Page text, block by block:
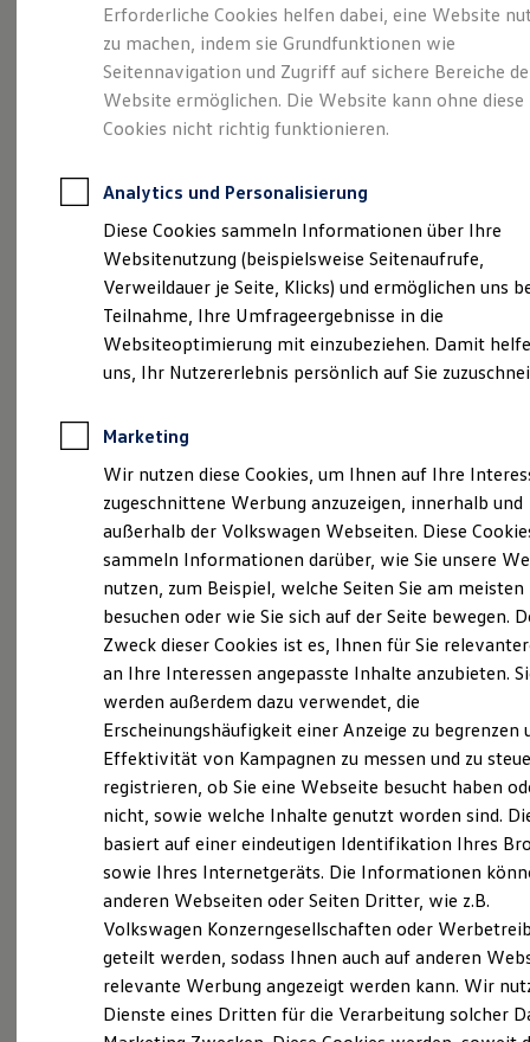
Leasing
Leasing-Angebote
Gebrauchtwagen Leasing
Junge Gebrauchtwagen-Leasing
Elektroauto Leasing
Kleinwagen-Leasing
Leasing ohne Anzahlung
Autokredit mit Schlussrate
Versicherungen und Garantien
Kfz-Versicherung
Restschuldversicherungen
Garantien
Wartungsverträge
Geschäftskunden
Professional Class bei Volkswagen
Großkunden
Behörden
Anpfiff zum Gewinn
Elektroautos
ID. Tutorials
Elektrofahrzeugkonzepte
Reichweite
Reichweite der ID. Modelle
Reichweite im Winter
Laden
Laden unterwegs
Laden Zuhause
Ladezeitensimulator
Batterie
Sicherheit
Garantie und Lebensdauer
Nachhaltigkeit
Technologie
Kosten und Kauf
Verbrauchskosten
Kaufoptionen
E-Auto-Förderung
Software und Konnektivität
Die ID. Software 6
ID. Software Versionen und Updates
Digitale Extras
Schnittstellen zu Ihrem ID.
Karriere bei der Feser-
Graf Gruppe
(Impressum & Rechtliches)
Das bietet dieFeser-Graf
Gruppe
attraktive Arbeitsbedingungen, Teilzeit-
Modelle & familienfreundliche
Arbeitszeiten
emotionale, hochwertige Produkte und ein
attraktives Markenportfolio
abwechslungsreiche, verantwortungsvolle
Erforderliche Cookies helfen dabei, eine Website
zu machen, indem sie Grundfunktionen wie
Seitennavigation und Zugriff auf sichere Bereiche
Website ermöglichen. Die Website kann ohne diese
Cookies nicht richtig funktionieren.
Analytics und Personalisierung
Diese Cookies sammeln Informationen über Ihre
Websitenutzung (beispielsweise Seitenaufrufe,
Verweildauer je Seite, Klicks) und ermöglichen uns
Teilnahme, Ihre Umfrageergebnisse in die
Websiteoptimierung mit einzubeziehen. Damit
uns, Ihr Nutzererlebnis persönlich auf Sie
Marketing
Wir nutzen diese Cookies, um Ihnen auf Ihre
zugeschnittene Werbung anzuzeigen, innerhalb und
außerhalb der Volkswagen Webseiten. Diese
sammeln Informationen darüber, wie Sie unsere
nutzen, zum Beispiel, welche Seiten Sie am meisten
besuchen oder wie Sie sich auf der Seite bewegen.
Zweck dieser Cookies ist es, Ihnen für Sie
an Ihre Interessen angepasste Inhalte anzubieten.
werden außerdem dazu verwendet, die
Erscheinungshäufigkeit einer Anzeige zu begrenzen
Effektivität von Kampagnen zu messen und zu
registrieren, ob Sie eine Webseite besucht haben
nicht, sowie welche Inhalte genutzt worden sind.
basiert auf einer eindeutigen Identifikation Ihres
sowie Ihres Internetgeräts. Die Informationen
anderen Webseiten oder Seiten Dritter, wie z.B.
Volkswagen Konzerngesellschaften oder
geteilt werden, sodass Ihnen auch auf anderen
relevante Werbung angezeigt werden kann. Wir
Dienste eines Dritten für die Verarbeitung solcher